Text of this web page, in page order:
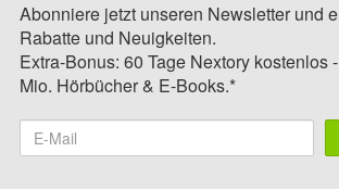
Abonniere jetzt unseren Newsletter und
Rabatte und Neuigkeiten.
Extra-Bonus: 60 Tage Nextory kostenlos
Mio. Hörbücher & E-Books.*